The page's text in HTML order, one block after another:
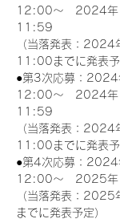
12:00～　2024年
11:59
（当落発表：2024
11:00までに発表予
●第3次応募：2024
12:00～　2024年
11:59
（当落発表：2024
11:00までに発表予
●第4次応募：2024
12:00～　2025
（当落発表：
までに発表予定）